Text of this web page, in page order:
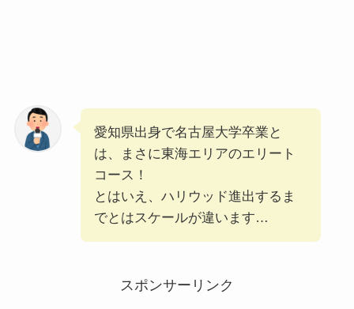
愛知県出身で名古屋大学卒業と
は、まさに東海エリアのエリート
コース！
とはいえ、ハリウッド進出するま
でとはスケールが違います…
スポンサーリンク